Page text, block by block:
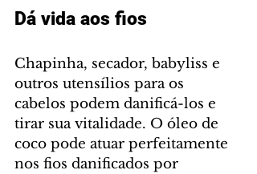
Dá vida aos fios
Chapinha, secador, babyliss e
outros utensílios para os
cabelos podem danificá-los e
tirar sua vitalidade. O óleo de
coco pode atuar perfeitamente
nos fios danificados por